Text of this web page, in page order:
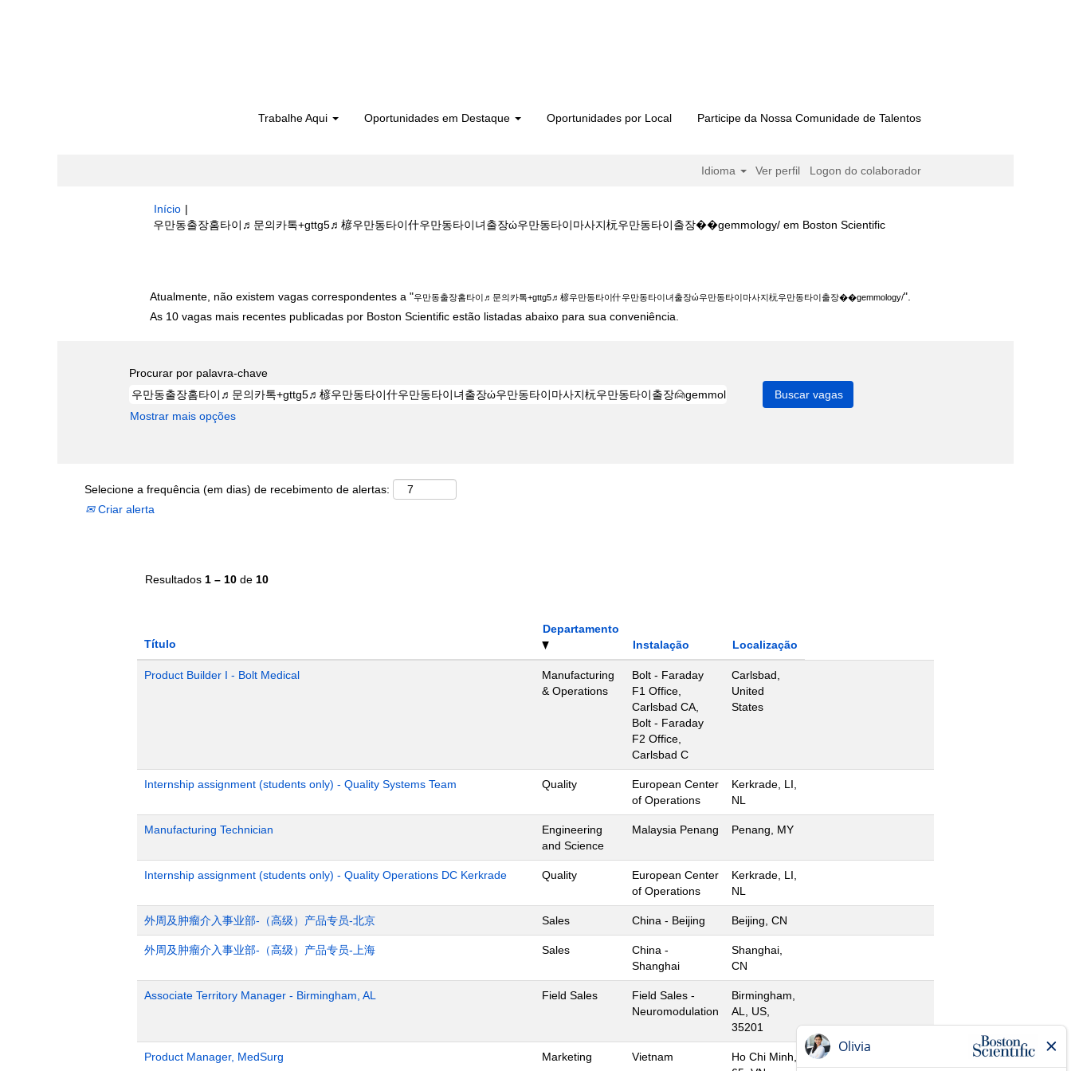
Trabalhe Aqui Oportunidades em Destaque Oportunidades por Local Participe da Nossa Comunidade de Talentos
Idioma Ver perfil Logon do colaborador
Início |
우만동출장홈타이♬문의카톡+gttg5♬楌우만동타이什우만동타이녀출장ώ우만동타이마사지杬우만동타이출장��gemmology/ em Boston Scientific(página
Atualmente, não existem vagas correspondentes a "우만동출장홈타이♬문의카톡+gttg5♬楌우만동타이什우만동타이녀출장ώ우만동타이마사지杬우만동타이출장��gemmology/".
As 10 vagas mais recentes publicadas por Boston Scientific estão listadas abaixo para sua conveniência.
Procurar por palavra-chave
Mostrar mais opções
Selecione a frequência (em dias) de recebimento de alertas:
Criar alerta
Resultados 1 – 10 de 10
Título
Departamento
Instalação
Localização
Product Builder I - Bolt Medical
Manufacturing
& Operations
Bolt - Faraday
F1 Office,
Carlsbad CA,
Bolt - Faraday
F2 Office,
Carlsbad C
Carlsbad,
United
States
Internship assignment (students only) - Quality Systems Team Quality
European Center
of Operations
Kerkrade, LI,
NL
Manufacturing Technician
Engineering
and Science
Malaysia Penang Penang, MY
Internship assignment (students only) - Quality Operations DC Kerkrade Quality
European Center
of Operations
Kerkrade, LI,
NL
外周及肿瘤介入事业部-（高级）产品专员-北京 Sales China - Beijing Beijing, CN
外周及肿瘤介入事业部-（高级）产品专员-上海 Sales
China -
Shanghai
Shanghai,
CN
Associate Territory Manager - Birmingham, AL Field Sales
Field Sales -
Neuromodulation
Birmingham,
AL, US,
35201
Product Manager, MedSurg Marketing Vietnam
Ho Chi Minh,